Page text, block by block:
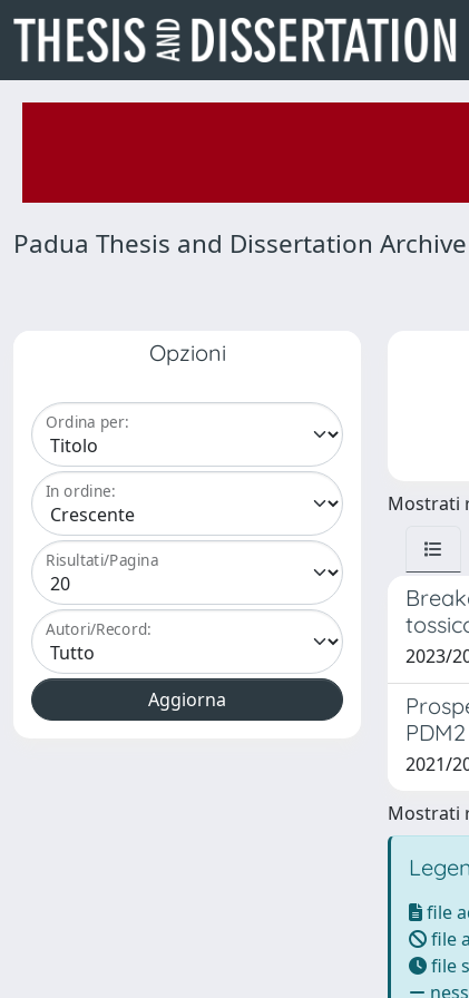
Padua Thesis and Dissertation Archive
Opzioni
Ordina per:
In ordine:
Risultati/Pagina
Autori/Record:
Mostrati
2023/
PDM2
2021/
Mostrati
file
file
file